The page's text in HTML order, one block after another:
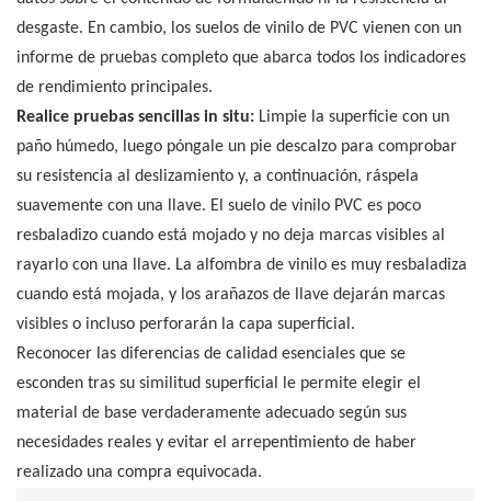
desgaste. En cambio, los suelos de vinilo de PVC vienen con un
informe de pruebas completo que abarca todos los indicadores
de rendimiento principales.
Realice pruebas sencillas in situ: Limpie la superficie con un
paño húmedo, luego póngale un pie descalzo para comprobar
su resistencia al deslizamiento y, a continuación, ráspela
suavemente con una llave. El suelo de vinilo PVC es poco
resbaladizo cuando está mojado y no deja marcas visibles al
rayarlo con una llave. La alfombra de vinilo es muy resbaladiza
cuando está mojada, y los arañazos de llave dejarán marcas
visibles o incluso perforarán la capa superficial.
Reconocer las diferencias de calidad esenciales que se
esconden tras su similitud superficial le permite elegir el
material de base verdaderamente adecuado según sus
necesidades reales y evitar el arrepentimiento de haber
realizado una compra equivocada.